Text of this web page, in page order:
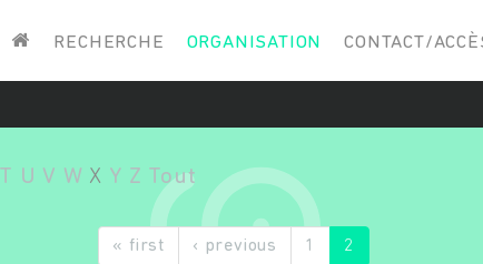
RECHERCHE ORGANISATION CONTACT/
T U V W X Y Z Tout
« first ‹ previous 1 2